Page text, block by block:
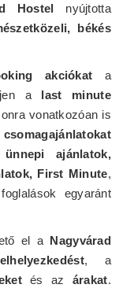
Hostel nyújtotta
békés
akciókat a
a last minute
vonatkozóan is
ajánlatok,
First Minute,
foglalások egyaránt
el a Nagyvárad
elhelyezkedést, a
és az árakat.